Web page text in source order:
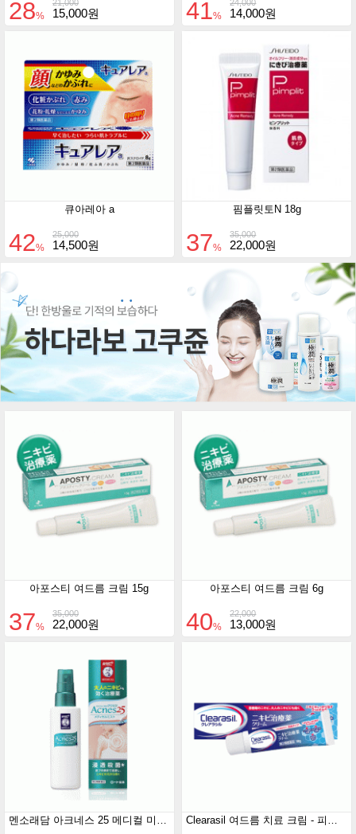
21,000
28% 15,000원
24,000
41% 14,000원
큐아레아 a
25,000
42% 14,500원
핌플릿토N 18g
35,000
37% 22,000원
아포스티 여드름 크림 15g
35,000
37% 22,000원
아포스티 여드름 크림 6g
22,000
40% 13,000원